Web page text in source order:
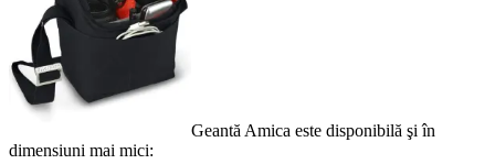
Geantă Amica este disponibilă şi în
dimensiuni mai mici: